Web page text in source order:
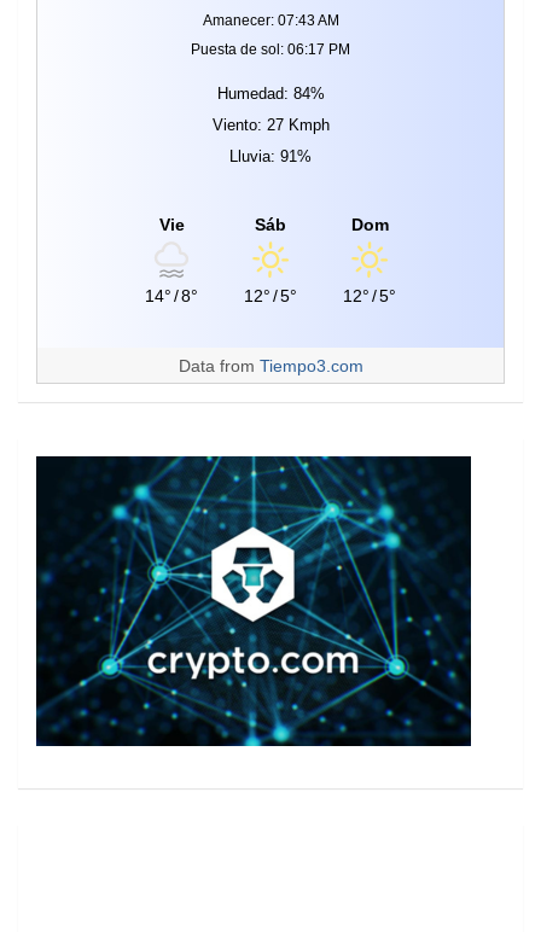
Amanecer: 07:43 AM
Puesta de sol: 06:17 PM
Humedad: 84%
Viento: 27 Kmph
Lluvia: 91%
Vie
14°/8°
Sáb
12°/5°
Dom
12°/5°
Data from Tiempo3.com